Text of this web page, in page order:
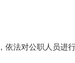
法对公职人员进行